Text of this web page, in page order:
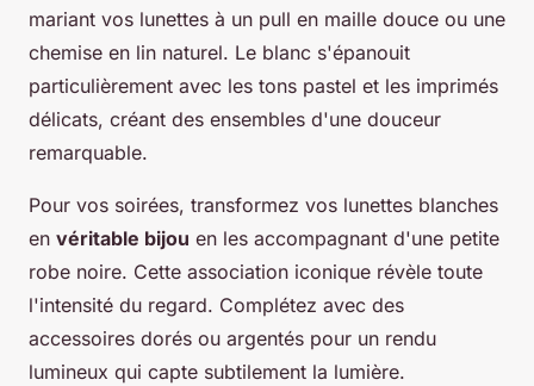
mariant vos lunettes à un pull en maille douce ou une
chemise en lin naturel. Le blanc s'épanouit
particulièrement avec les tons pastel et les imprimés
délicats, créant des ensembles d'une douceur
remarquable.
Pour vos soirées, transformez vos lunettes blanches
en véritable bijou en les accompagnant d'une petite
robe noire. Cette association iconique révèle toute
l'intensité du regard. Complétez avec des
accessoires dorés ou argentés pour un rendu
lumineux qui capte subtilement la lumière.